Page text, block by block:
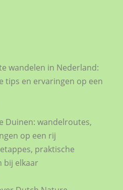
wandelen in Nederland:
tips en ervaringen op een
Duinen: wandelroutes,
op een rij
praktische
bij elkaar